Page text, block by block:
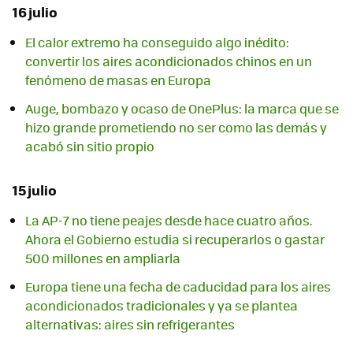
16 julio
El calor extremo ha conseguido algo inédito:
convertir los aires acondicionados chinos en un
fenómeno de masas en Europa
Auge, bombazo y ocaso de OnePlus: la marca que se
hizo grande prometiendo no ser como las demás y
acabó sin sitio propio
15 julio
La AP-7 no tiene peajes desde hace cuatro años.
Ahora el Gobierno estudia si recuperarlos o gastar
500 millones en ampliarla
Europa tiene una fecha de caducidad para los aires
acondicionados tradicionales y ya se plantea
alternativas: aires sin refrigerantes